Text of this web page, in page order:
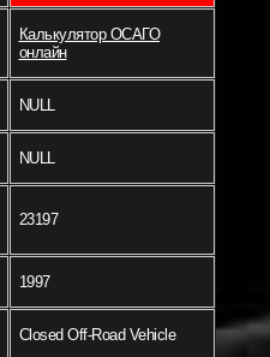
Калькулятор ОСАГО
онлайн
NULL
NULL
23197
1997
Closed Off-Road Vehicle